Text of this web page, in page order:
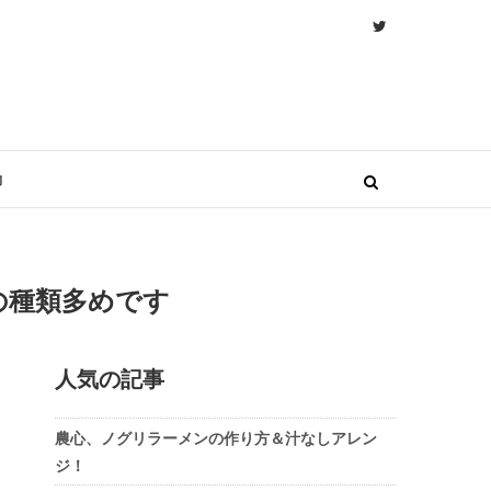
類多めです
人気の記事
農心、ノグリラーメンの作り方＆汁なしアレン
ジ！